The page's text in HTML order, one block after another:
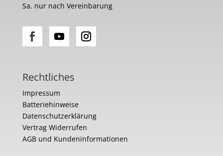
Sa. nur nach Vereinbarung
Rechtliches
Impressum
Batteriehinweise
Datenschutzerklärung
Vertrag Widerrufen
AGB und Kundeninformationen